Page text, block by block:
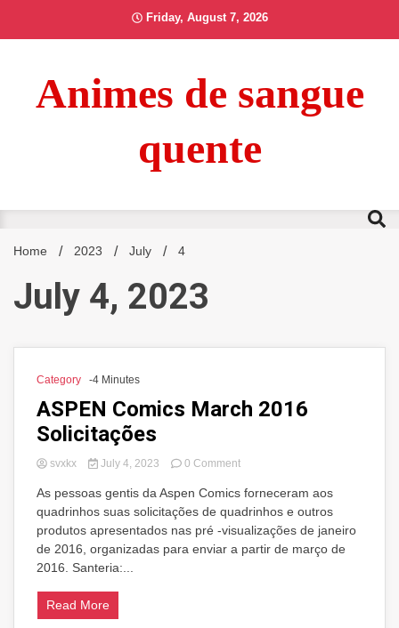
Friday, August 7, 2026
Animes de sangue
quente
Home 2023 July 4
July 4, 2023
Category -4 Minutes
ASPEN Comics March 2016
Solicitações
svxkx July 4, 2023 0 Commenton
Comics
March
2016
Solicitações
As pessoas gentis da Aspen Comics forneceram aos
quadrinhos suas solicitações de quadrinhos e outros
produtos apresentados nas pré -visualizações de janeiro
de 2016, organizadas para enviar a partir de março de
2016. Santeria:...
Read More